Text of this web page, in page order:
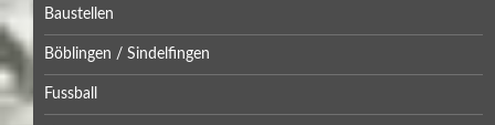
Baustellen
Böblingen / Sindelfingen
Fussball